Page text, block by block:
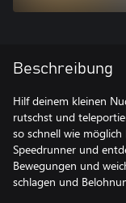
Beschreibung
Hilf deinem kleinen
rutschst und
so schnell wie
Speedrunner und
Bewegungen und
schlagen und